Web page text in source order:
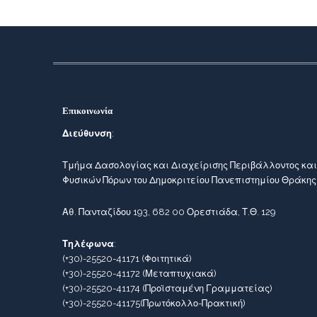
Επικοινωνία
Διεύθυνση:
Τμήμα Δασολογίας και Διαχείρισης Περιβάλλοντος και
Φυσικών Πόρων του Δημοκριτείου Πανεπιστημίου
Αθ. Πανταζίδου 193, 682 00 Ορεστιάδα, Τ.Θ. 129
Τηλέφωνα:
(+30)-25520-41171(Φοιτητικά)
(+30)-25520-41172 (Μεταπτυχιακά)
(+30)-25520-41174 (Προϊσταμένη Γραμματείας)
(+30)-25520-41175(Πρωτόκολλο-Πρακτική)